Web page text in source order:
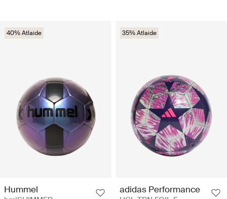
40% Atlaide
Hummel
35% Atlaide
adidas Performance